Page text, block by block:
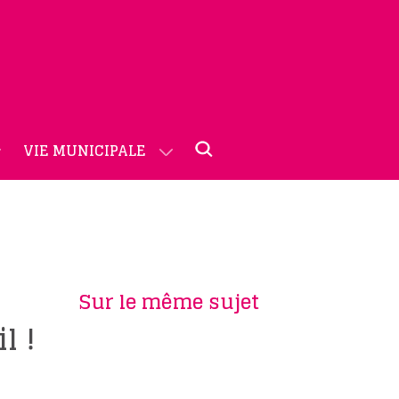
VIE MUNICIPALE
!
Sur le même sujet